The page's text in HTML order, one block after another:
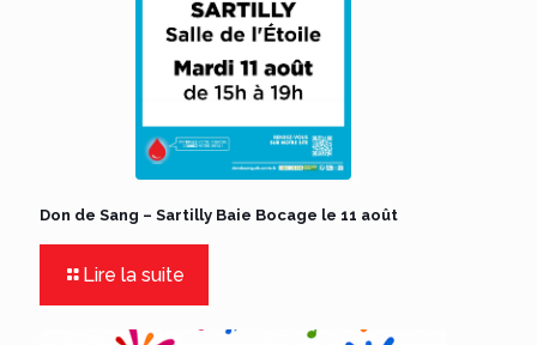
Don de Sang – Sartilly Baie Bocage le 11 août
Lire la suite